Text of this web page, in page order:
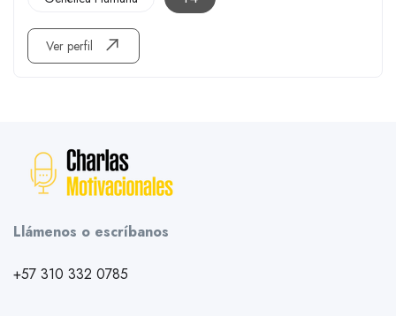
Ver perfil
Llámenos o escríbanos
+57 310 332 0785